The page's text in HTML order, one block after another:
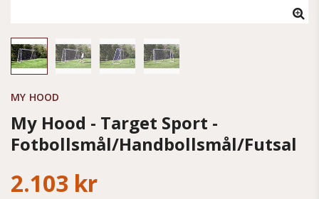
MY HOOD
My Hood - Target Sport -
Fotbollsmål/Handbollsmål/Futsal
2.103 kr